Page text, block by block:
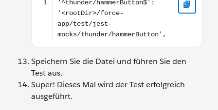
Speichern Sie die Datei und führen Sie den
Test aus.
Super! Dieses Mal wird der Test erfolgreich
ausgeführt.